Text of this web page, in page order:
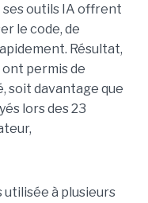
ses outils IA offrent
le code, de
Résultat,
ont permis de
soit davantage que
lors des 23
utilisée à plusieurs